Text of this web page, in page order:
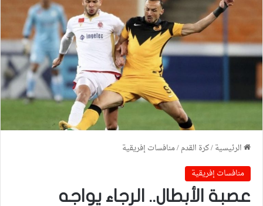
الرئيسية/كرة القدم/منافسات إفريقية
منافسات إفريقية
عصبة الأبطال.. الرجاء يواجه